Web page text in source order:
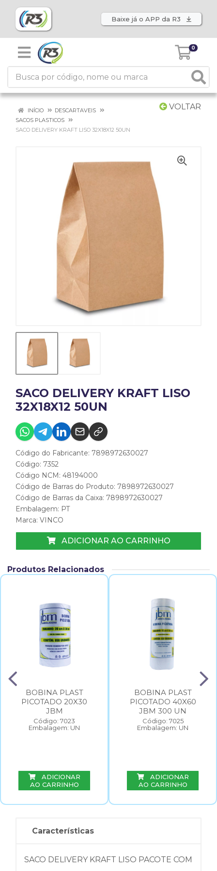
Baixe já o APP da R3
0
VOLTAR
INÍCIO
DESCARTAVEIS
SACOS PLASTICOS
SACO DELIVERY KRAFT LISO 32X18X12 50UN
SACO DELIVERY KRAFT LISO
32X18X12 50UN
Código do Fabricante: 7898972630027
Código: 7352
Código NCM: 48194000
Código de Barras do Produto: 7898972630027
Código de Barras da Caixa: 7898972630027
Embalagem: PT
Marca: VINCO
ADICIONAR AO CARRINHO
Produtos Relacionados
BOBINA PLAST
PICOTADO 20X30
JBM
Código: 7023
Embalagem: UN
ADICIONAR
AO CARRINHO
BOBINA PLAST
PICOTADO 40X60
JBM 300 UN
Código: 7025
Embalagem: UN
ADICIONAR
AO CARRINHO
Características
SACO DELIVERY KRAFT LISO PACOTE COM